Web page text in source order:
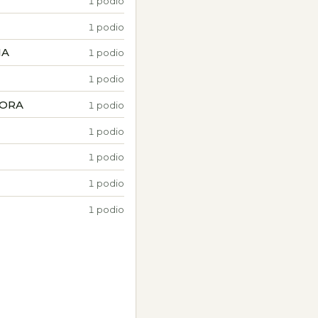
1 podio
1 podio
1 podio
1 podio
1 podio
1 podio
1 podio
1 podio